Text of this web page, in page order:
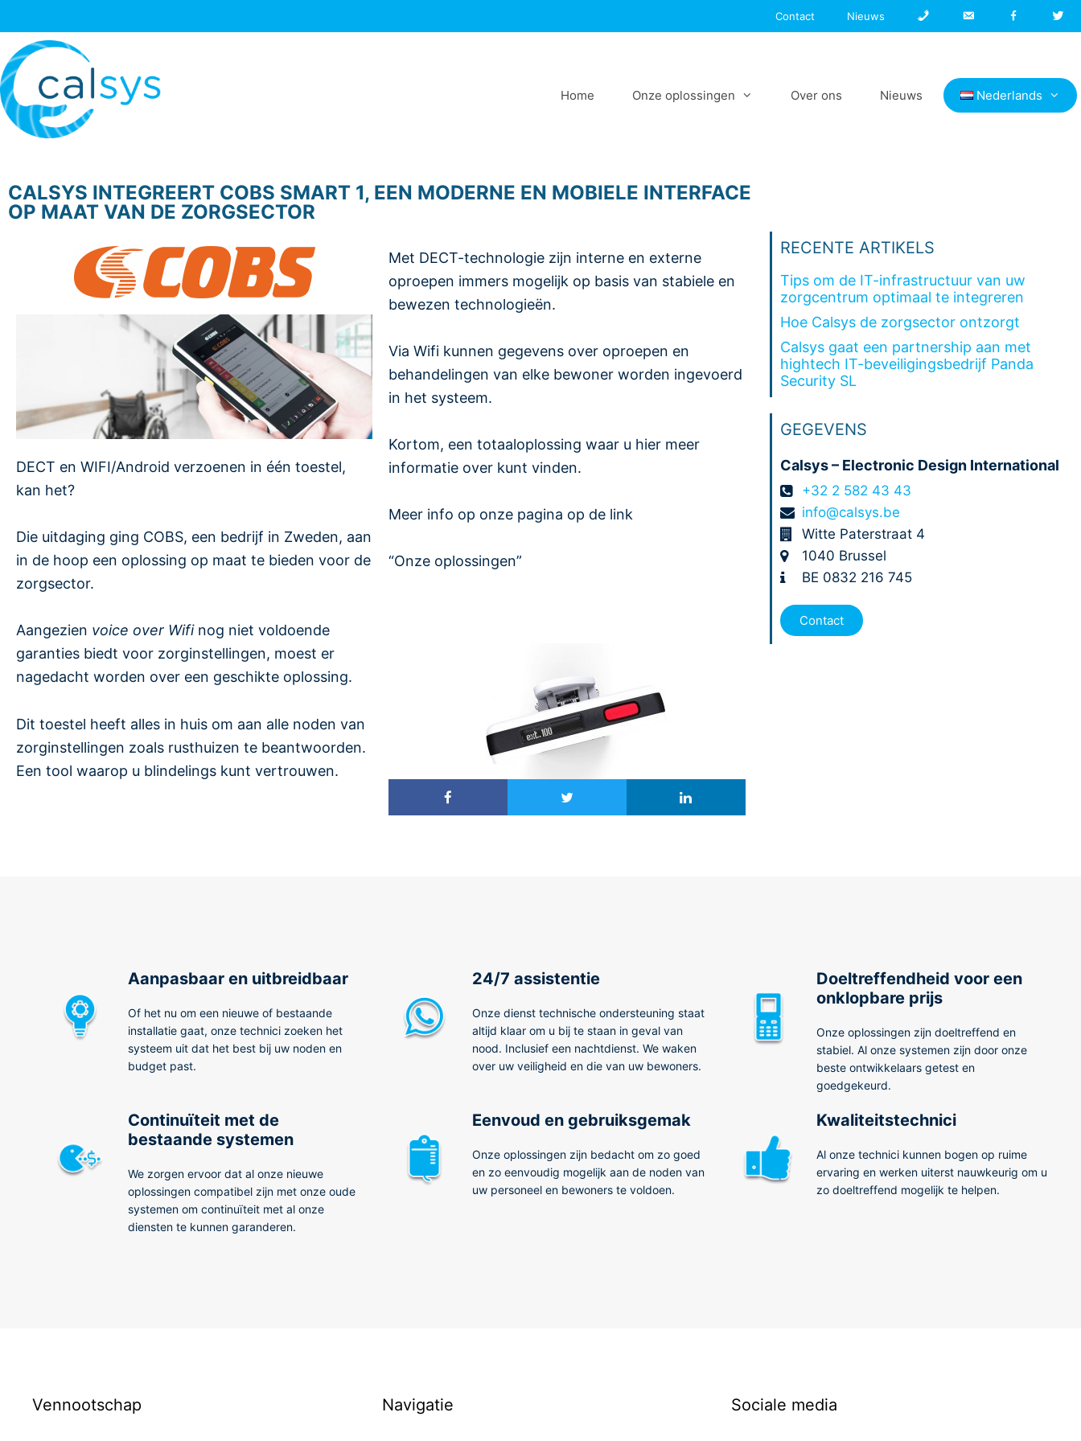
Contact Nieuws Facebook
Home Onze oplossingen Over ons Nieuws Nederlands
CALSYS INTEGREERT COBS SMART 1, EEN MODERNE EN MOBIELE INTERFACE
OP MAAT VAN DE ZORGSECTOR
DECT en WIFI/Android verzoenen in één toestel,
kan het?
Die uitdaging ging COBS, een bedrijf in Zweden, aan
in de hoop een oplossing op maat te bieden voor de
zorgsector.
Aangezien voice over Wifinog niet voldoende
garanties biedt voor zorginstellingen, moest er
nagedacht worden over een geschikte oplossing.
Dit toestel heeft alles in huis om aan alle noden van
zorginstellingen zoals rusthuizen te beantwoorden.
Een tool waarop u blindelings kunt vertrouwen.
Met DECT-technologie zijn interne en externe
oproepen immers mogelijk op basis van stabiele en
bewezen technologieën.
Via Wifi kunnen gegevens over oproepen en
behandelingen van elke bewoner worden ingevoerd
in het systeem.
Kortom, een totaaloplossing waar u hier meer
informatie over kunt vinden.
Meer info op onze pagina op de link
“Onze oplossingen”
RECENTE ARTIKELS
Tips om de IT-infrastructuur van uw
zorgcentrum optimaal te integreren
Hoe Calsys de zorgsector ontzorgt
Calsys gaat een partnership aan met
hightech IT-beveiligingsbedrijf Panda
Security SL
GEGEVENS
Calsys – Electronic Design International
+32 2 582 43 43
info@calsys.be
Witte Paterstraat 4
1040 Brussel
BE 0832 216 745
Contact
Aanpasbaar en uitbreidbaar
Of het nu om een nieuwe of bestaande
installatie gaat, onze technici zoeken het
systeem uit dat het best bij uw noden en
budget past.
24/7 assistentie
Onze dienst technische ondersteuning staat
altijd klaar om u bij te staan in geval van
nood. Inclusief een nachtdienst. We waken
over uw veiligheid en die van uw bewoners.
Doeltreffendheid voor een
onklopbare prijs
Onze oplossingen zijn doeltreffend en
stabiel. Al onze systemen zijn door onze
beste ontwikkelaars getest en
goedgekeurd.
Continuïteit met de
bestaande systemen
We zorgen ervoor dat al onze nieuwe
oplossingen compatibel zijn met onze oude
systemen om continuïteit met al onze
diensten te kunnen garanderen.
Eenvoud en gebruiksgemak
Onze oplossingen zijn bedacht om zo goed
en zo eenvoudig mogelijk aan de noden van
uw personeel en bewoners te voldoen.
Kwaliteitstechnici
Al onze technici kunnen bogen op ruime
ervaring en werken uiterst nauwkeurig om u
zo doeltreffend mogelijk te helpen.
Vennootschap Navigatie Sociale media